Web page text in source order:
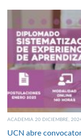
ACADEMIA 20 DICIEMBRE,
UCN abre